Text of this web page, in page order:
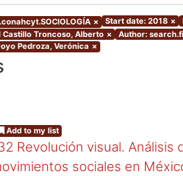
× Start date: 2018 ×
Troncoso, Alberto × Author:
Pedroza, Verónica ×
Add to my list
Revolución visual. Análisis
sociales en